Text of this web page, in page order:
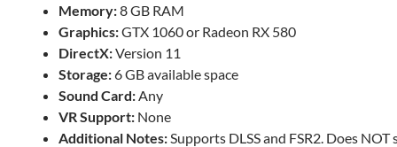
Memory:8 GB RAM
Graphics:GTX 1060 or Radeon RX 580
DirectX:Version 11
Storage:6 GB available space
Sound Card: Any
VR Support: None
Additional Notes: Supports DLSS and FSR2. Does